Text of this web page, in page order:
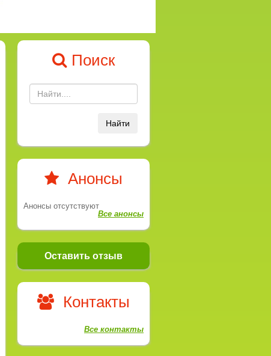
Поиск
Найти
Анонсы
Анонсы отсутствуют
Все анонсы
Оставить отзыв
Контакты
Все контакты